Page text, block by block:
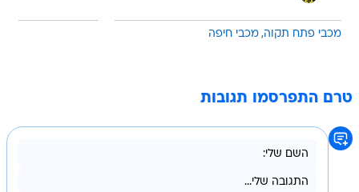
מכבי פתח תקוה מכבי חיפה
טרם התפרסמו תגובות